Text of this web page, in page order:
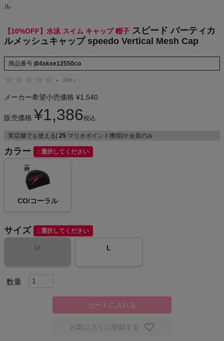
メンズカジュアルウェア
レディースカジュアルウェア
メンズスポーツウェア
レディーススポーツウェア
スポーツシューズ
もっと見る
キャンプ・フェス
ル
【10%OFF】水泳 スイム キャップ 帽子 スピード バーティカ
ルメッシュキャップ speedo Vertical Mesh Cap
商品番号 j04skse12550co
- （0件 ）
メーカー希望小売価格 ¥1,540
販売価格 ¥1,386税込
実店舗でも使える[ 25 マリオポイント獲得]※会員のみ
カラー 選択してください
CO/コーラル
サイズ 選択してください
M L
カートに入れる
お気に入りに登録する